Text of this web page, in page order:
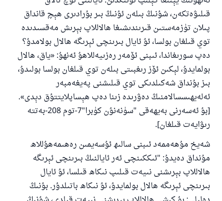
قىلىۋەتكەن، شۇنىڭ بىلەن ئۇنىڭ بىر بۇرادىرى ھېچ قانداق
پىلان تۈزمەستىن قىرىندىشىغا ھالاللاپ بېرىش مەقسىدىدە
توي قىلغان بولسا، ئۇ ئايال بىرىنچى ئېرىگە ھالال بولامدۇ؟
دەپ سورىغاندا، ئىبنى ئۆمەر رەزىيەللاھۇ ئەنھۇ: «ياق، ھالال
بولمايدۇ، لېكىن ئۆز رىغبىتى بىلەن توي قىلغان بولسا بولىدۇ،
بىز بۇنداق شەكىلدىكى توي قىلىشنى پەيغەمبەر
ئەلەيھىسسالامنىڭ دەۋرىدە زىنا دەپ ھېساپلايتتۇق دېدى».
[بۇ ئەسەرنى بەيھەقى "سۈنەنۇن كۈبرا"7-توم 208-بەتتە
رىۋايەت قىلغان].
شەيخ مۇھەممەد ئىبنى سالىھ ئۇسەيمىن رەھىمەھۇللاھ
مۇنداق دەيدۇ: "ئىككىنچى ئەر ئايالنىڭ بىرىنچى ئېرىگە
ھالاللاپ بېرىشنى نىيەت قىلىپ نىكاھ قىلسا، ئۇ ئايال
بىرىنچى ئېرىگە ھالال بولمايدۇ، ئۇ نىكاھ باتىلدۇر. بۇنىڭ